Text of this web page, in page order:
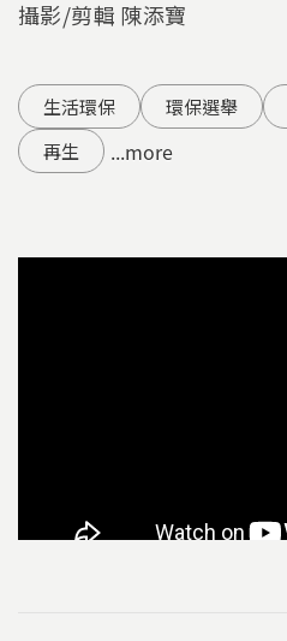
攝影/剪輯 陳添寶
生活環保 環保選舉
再生
...more